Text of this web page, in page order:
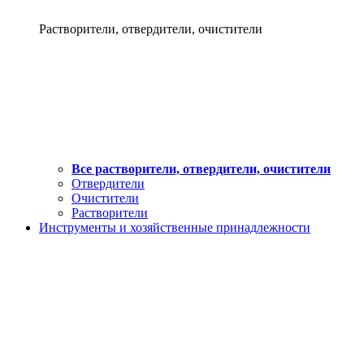
Растворители, отвердители, очистители
Все растворители, отвердители, очистители
Отвердители
Очистители
Растворители
Инструменты и хозяйственные принадлежности